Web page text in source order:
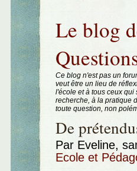
Le blog
Ce blog n'est pas un
veut être un lieu de
l'école et à tous ceux
recherche, à la pratique
toute question, non
De
Par Eveline,
Ecole et